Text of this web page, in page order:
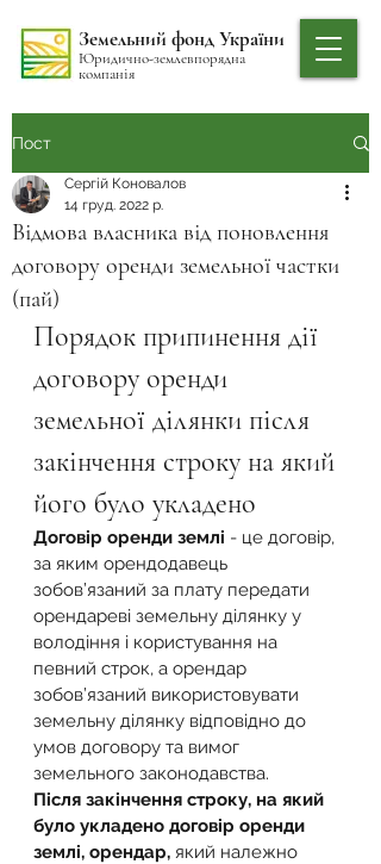
Земельний фонд України
Юридично-землевпорядна
компанія
Пост
Відмова власника від поновлення
договору оренди земельної частки
(пай)
Сергій Коновалов
14 груд. 2022 р.
Порядок припинення дії
договору оренди
земельної ділянки після
закінчення строку на який
його було укладено
Договір оренди землі - це договір,
за яким орендодавець
зобов’язаний за плату передати
орендареві земельну ділянку у
володіння і користування на
певний строк, а орендар
зобов’язаний використовувати
земельну ділянку відповідно до
умов договору та вимог
земельного законодавства.
Після закінчення строку, на який
було укладено договір оренди
землі, орендар, який належно